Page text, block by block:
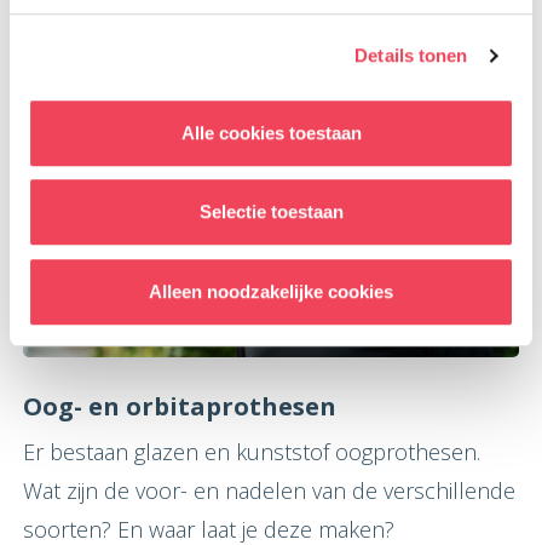
Details tonen
Alle cookies toestaan
Selectie toestaan
Alleen noodzakelijke cookies
Oog- en orbitaprothesen
Er bestaan glazen en kunststof oogprothesen.
Wat zijn de voor- en nadelen van de verschillende
soorten? En waar laat je deze maken?